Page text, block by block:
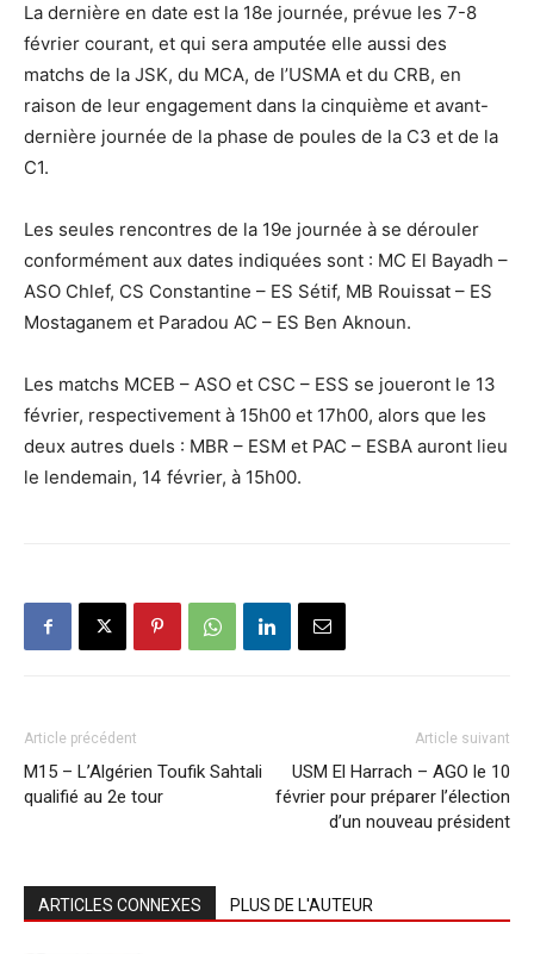
La dernière en date est la 18e journée, prévue les 7-8
février courant, et qui sera amputée elle aussi des
matchs de la JSK, du MCA, de l’USMA et du CRB, en
raison de leur engagement dans la cinquième et avant-
dernière journée de la phase de poules de la C3 et de la
C1.
Les seules rencontres de la 19e journée à se dérouler
conformément aux dates indiquées sont : MC El Bayadh –
ASO Chlef, CS Constantine – ES Sétif, MB Rouissat – ES
Mostaganem et Paradou AC – ES Ben Aknoun.
Les matchs MCEB – ASO et CSC – ESS se joueront le 13
février, respectivement à 15h00 et 17h00, alors que les
deux autres duels : MBR – ESM et PAC – ESBA auront lieu
le lendemain, 14 février, à 15h00.
Article précédent
M15 – L’Algérien Toufik Sahtali
qualifié au 2e tour
Article suivant
USM El Harrach – AGO le 10
février pour préparer l’élection
d’un nouveau président
ARTICLES CONNEXES PLUS DE L'AUTEUR